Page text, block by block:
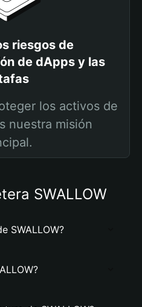
riesgos de
de dApps y las
los activos de
nuestra misión
SWALLOW
SWALLOW?